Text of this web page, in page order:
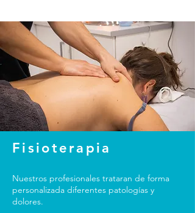
Fisioterapia
Nuestros profesionales trataran de forma
personalizada diferentes patologías y
dolores.